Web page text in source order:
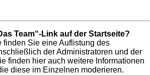
Team“-Link auf der Startseite?
finden Sie eine Auflistung des
der Administratoren und der
finden hier auch weitere Informationen
diese im Einzelnen moderieren.